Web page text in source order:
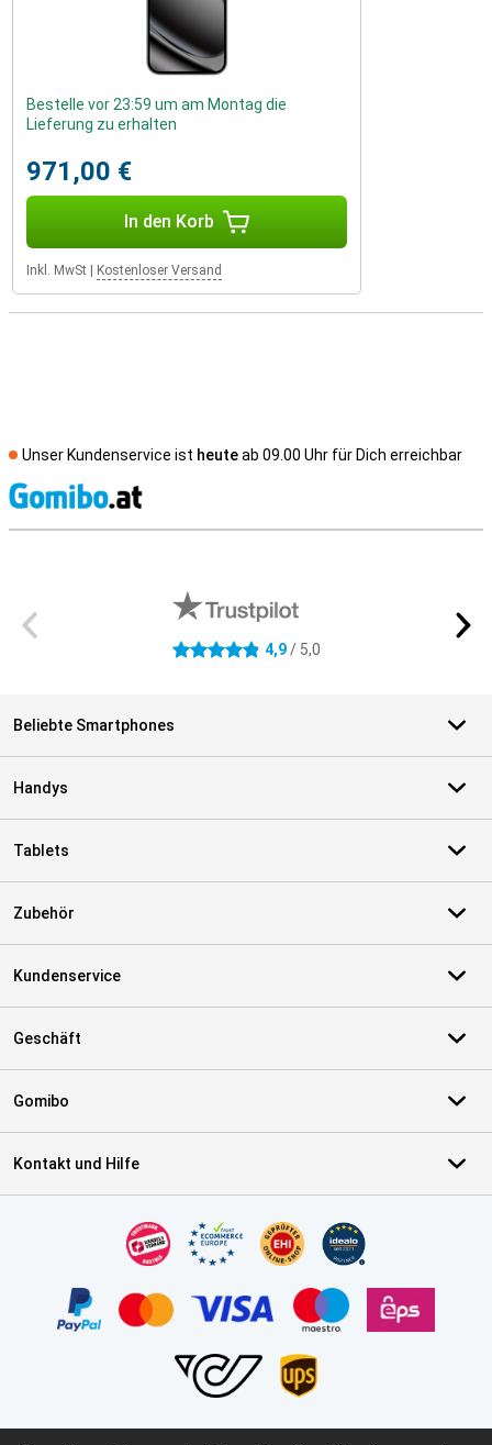
Bestelle vor 23:59 um am Montag die
Lieferung zu erhalten
971,00 €
In den Korb
Inkl. MwSt Kostenloser Versand
Unser Kundenservice ist heuteab 09.00 Uhr für Dich erreichbar
4.9 Sterne 4,9/ 5,0
Beliebte Smartphones
Handys
Tablets
Zubehör
Kundenservice
Geschäft
Gomibo
Kontakt und Hilfe